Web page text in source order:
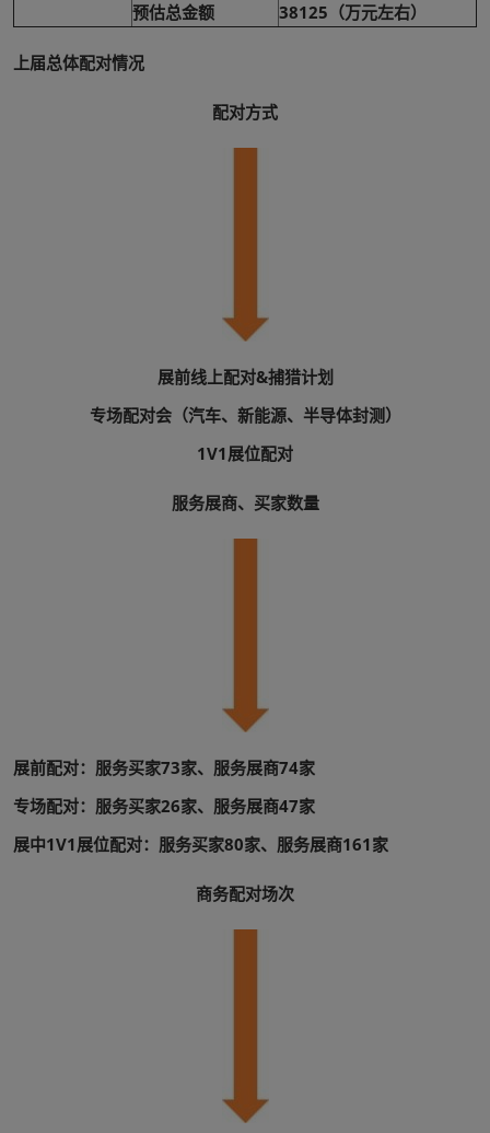
预估总金额
38125（万元左右）
上届总体配对情况
配对方式
展前线上配对&捕猎计划
专场配对会（汽车、新能源、半导体封测）
1V1展位配对
服务展商、买家数量
展前配对：服务买家73家、服务展商74家
专场配对：服务买家26家、服务展商47家
展中1V1展位配对：服务买家80家、服务展商161家
商务配对场次